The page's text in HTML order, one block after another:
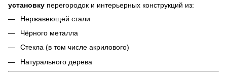
установку перегородок и интерьерных конструкций из:
Нержавеющей стали
Чёрного металла
Стекла (в том числе акрилового)
Натурального дерева